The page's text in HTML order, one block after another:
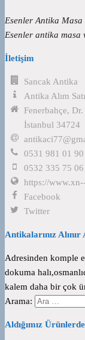
Esenler Antika
Esenler antika masa
İletişim
Sancak Antika
Antika Alım
Fenerbahçe,
İstanbul 34724
0531 981 01 90
0532 335 75 06
https://
Facebook
Twitter
Antikalarınız
Adresinden komple
dokuma
kalem daha bir çok
Arama:
Aldığımız